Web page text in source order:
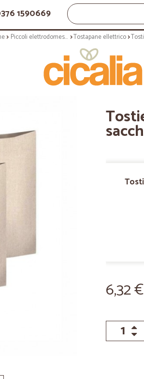
1590669
Piccoli elettrodomestici Tostapane ellettrico
6,32 €